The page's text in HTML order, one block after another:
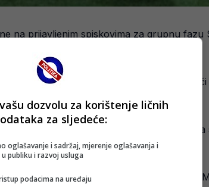
na prijavljenim spiskovima za grupnu
24 sata prije prve utakmice, što
55 imena koju je ranije prijavio FIFA-i,
Tabakovića, kao i mogućnost da se Arjan
dozvolu za korištenje ličnih
za sljedeće:
oglašavanje i sadržaj, mjerenje oglašavanja i
publiku i razvoj usluga
podacima na uređaju